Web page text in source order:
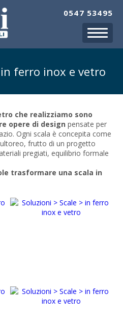
0547 53495
ferro inox e vetro
che realizziamo sono
opere di design pensate per
Ogni scala è concepita come
frutto di un progetto
pregiati, equilibrio formale
trasformare una scala in